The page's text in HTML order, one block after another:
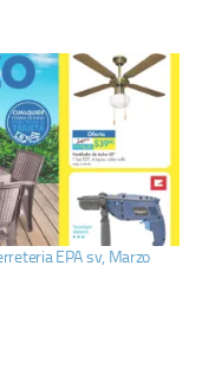
EPA sv, Marzo